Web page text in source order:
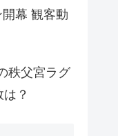
幕 観客動
秩父宮ラグ
？